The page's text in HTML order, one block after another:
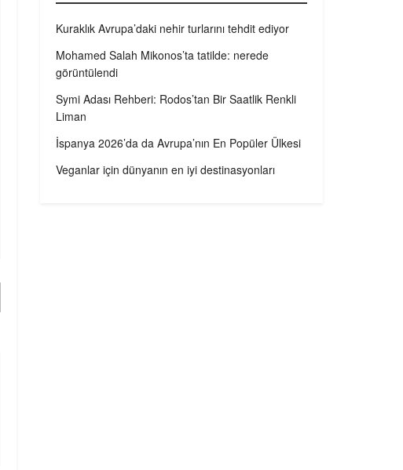
Kuraklık Avrupa’daki nehir turlarını tehdit ediyor
Mohamed Salah Mikonos’ta tatilde: nerede
görüntülendi
Symi Adası Rehberi: Rodos’tan Bir Saatlik Renkli
Liman
İspanya 2026’da da Avrupa’nın En Popüler Ülkesi
Veganlar için dünyanın en iyi destinasyonları